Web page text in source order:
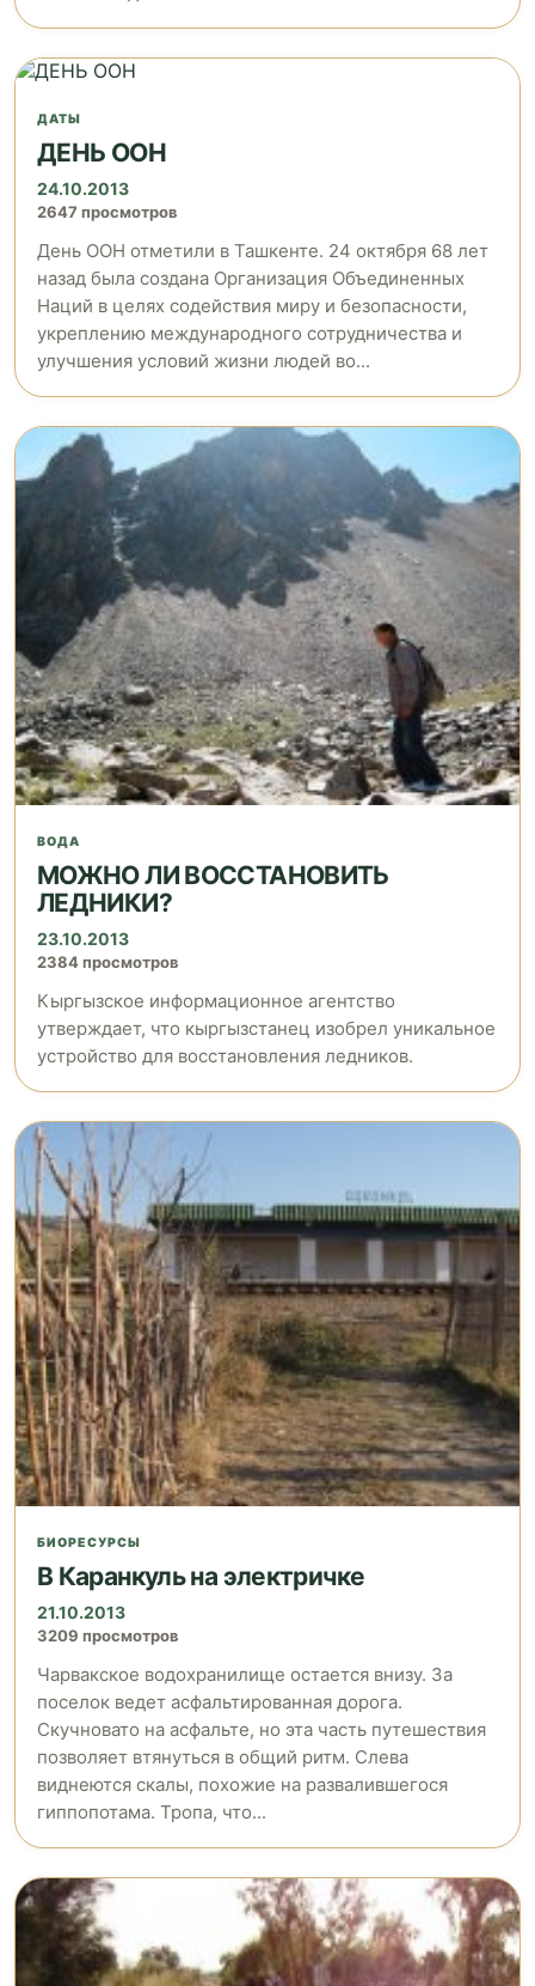
ДАТЫ
ДЕНЬ ООН
24.10.2013
2647 просмотров
День ООН отметили в Ташкенте. 24 октября 68 лет
назад была создана Организация Объединенных
Наций в целях содействия миру и безопасности,
укреплению международного сотрудничества и
улучшения условий жизни людей во...
ВОДА
МОЖНО ЛИ ВОССТАНОВИТЬ
ЛЕДНИКИ?
23.10.2013
2384 просмотров
Кыргызское информационное агентство
утверждает, что кыргызстанец изобрел уникальное
устройство для восстановления ледников.
БИОРЕСУРСЫ
В Каранкуль на электричке
21.10.2013
3209 просмотров
Чарвакское водохранилище остается внизу. За
поселок ведет асфальтированная дорога.
Скучновато на асфальте, но эта часть путешествия
позволяет втянуться в общий ритм. Слева
виднеются скалы, похожие на развалившегося
гиппопотама. Тропа, что...